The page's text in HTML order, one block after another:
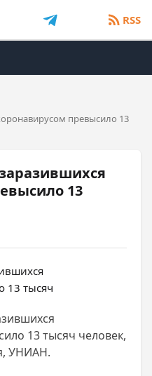
RSS
превысило 13
13
13 тысяч человек,
УНИАН.